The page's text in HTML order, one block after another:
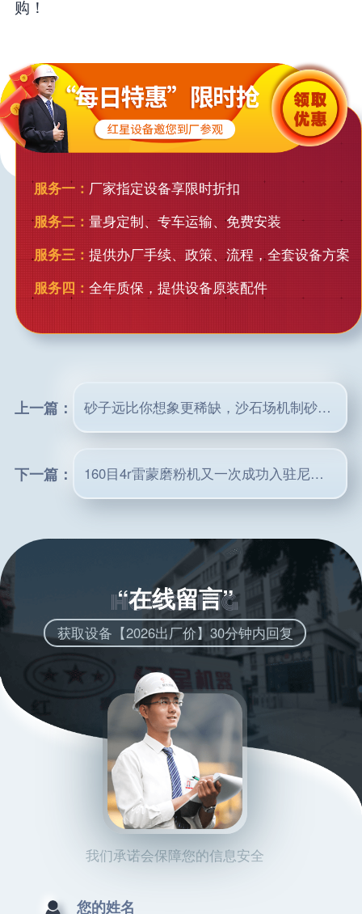
购！
服务一： 厂家指定设备享限时折扣
服务二： 量身定制、专车运输、免费安装
服务三： 提供办厂手续、政策、流程，全套设备方案
服务四： 全年质保，提供设备原装配件
上一篇： 砂子远比你想象更稀缺，沙石场机制砂设备现新出路！
下一篇： 160目4r雷蒙磨粉机又一次成功入驻尼日利亚市场！
“在线留言”
获取设备【2026出厂价】30分钟内回复
我们承诺会保障您的信息安全